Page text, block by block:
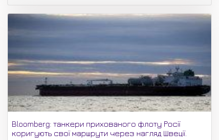
Bloomberg: танкери прихованого флоту Росії
коригують свої маршрути через нагляд Швеції.